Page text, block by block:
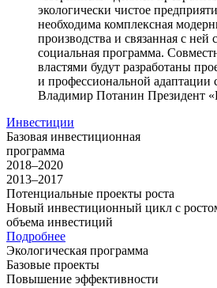
экологически чистое
необходима комплексная
производства и связанная с ней
социальная программа.
властями будут разработаны
и профессиональной адаптации
Владимир Потанин Президент
Инвестиции
Базовая инвестиционная
программа
2018–2020
2013–2017
Потенциальные проекты роста
Новый инвестиционный цикл с
объема инвестиций
Подробнее
Экологическая программа
Базовые проекты
Повышение эффективности